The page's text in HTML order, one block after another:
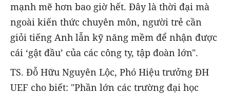
mạnh mẽ hơn bao giờ hết. Đây là thời đại mà
ngoài kiến thức chuyên môn, người trẻ cần
giỏi tiếng Anh lẫn kỹ năng mềm để nhận được
cái ‘gật đầu’ của các công ty, tập đoàn lớn".
TS. Đỗ Hữu Nguyên Lộc, Phó Hiệu trưởng ĐH
UEF cho biết: "Phần lớn các trường đại học